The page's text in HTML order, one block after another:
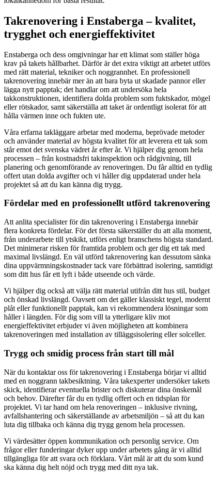
Takrenovering i Enstaberga – kvalitet,
trygghet och energieffektivitet
Enstaberga och dess omgivningar har ett klimat som ställer höga
krav på takets hållbarhet. Därför är det extra viktigt att arbetet utförs
med rätt material, tekniker och noggrannhet. En professionell
takrenovering innebär mer än att bara byta ut skadade pannor eller
lägga nytt papptak; det handlar om att undersöka hela
takkonstruktionen, identifiera dolda problem som fuktskador, mögel
eller rötskador, samt säkerställa att taket är ordentligt isolerat för att
hålla värmen inne och fukten ute.
Våra erfarna takläggare arbetar med moderna, beprövade metoder
och använder material av högsta kvalitet för att leverera ett tak som
står emot det svenska vädret år efter år. Vi hjälper dig genom hela
processen – från kostnadsfri takinspektion och rådgivning, till
planering och genomförande av renoveringen. Du får alltid en tydlig
offert utan dolda avgifter och vi håller dig uppdaterad under hela
projektet så att du kan känna dig trygg.
Fördelar med en professionellt utförd takrenovering
Att anlita specialister för din takrenovering i Enstaberga innebär
flera konkreta fördelar. För det första säkerställer du att alla moment,
från underarbete till ytskikt, utförs enligt branschens högsta standard.
Det minimerar risken för framtida problem och ger dig ett tak med
maximal livslängd. En väl utförd takrenovering kan dessutom sänka
dina uppvärmningskostnader tack vare förbättrad isolering, samtidigt
som ditt hus får ett lyft i både utseende och värde.
Vi hjälper dig också att välja rätt material utifrån ditt hus stil, budget
och önskad livslängd. Oavsett om det gäller klassiskt tegel, modernt
plåt eller funktionellt papptak, kan vi rekommendera lösningar som
håller i längden. För dig som vill ta ytterligare kliv mot
energieffektivitet erbjuder vi även möjligheten att kombinera
takrenoveringen med installation av tilläggsisolering eller solceller.
Trygg och smidig process från start till mål
När du kontaktar oss för takrenovering i Enstaberga börjar vi alltid
med en noggrann takbesiktning. Våra takexperter undersöker takets
skick, identifierar eventuella brister och diskuterar dina önskemål
och behov. Därefter får du en tydlig offert och en tidsplan för
projektet. Vi tar hand om hela renoveringen – inklusive rivning,
avfallshantering och säkerställande av arbetsmiljön – så att du kan
luta dig tillbaka och känna dig trygg genom hela processen.
Vi värdesätter öppen kommunikation och personlig service. Om
frågor eller funderingar dyker upp under arbetets gång är vi alltid
tillgängliga för att svara och förklara. Vårt mål är att du som kund
ska känna dig helt nöjd och trygg med ditt nya tak.